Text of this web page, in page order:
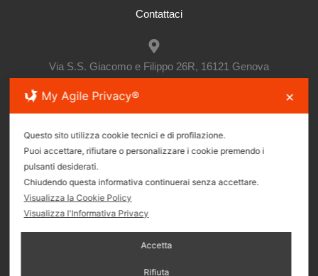
Contattaci
Via S.S. Giacomo e Filippo 26R, 16121 Genova
immbruzzocentro@gmail.com
My Agile Privacy® ✕
Questo sito utilizza cookie tecnici e di profilazione.
Puoi accettare, rifiutare o personalizzare i cookie premendo i
pulsanti desiderati.
Chiudendo questa informativa continuerai senza accettare.
Visualizza la Cookie Policy
Visualizza l'Informativa Privacy
Accetta
Rifiuta